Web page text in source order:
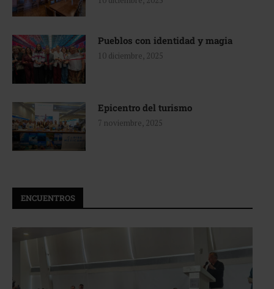
Pueblos con identidad y magia
10 diciembre, 2025
Epicentro del turismo
7 noviembre, 2025
ENCUENTROS